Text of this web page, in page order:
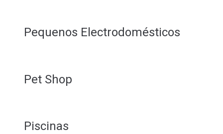
Pequenos Electrodomésticos
Pet Shop
Piscinas